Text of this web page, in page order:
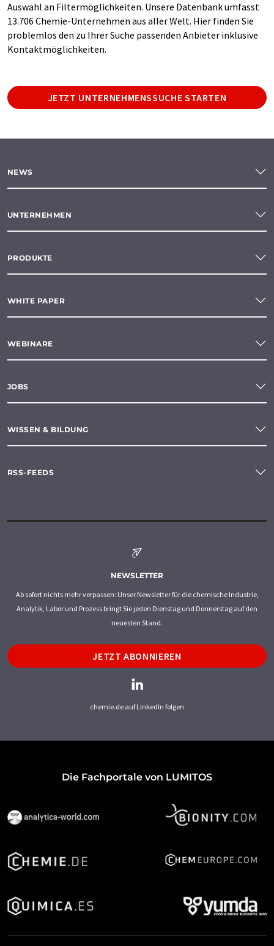
Auswahl an Filtermöglichkeiten. Unsere Datenbank umfasst
13.706 Chemie-Unternehmen aus aller Welt. Hier finden Sie
problemlos den zu Ihrer Suche passenden Anbieter inklusive
Kontaktmöglichkeiten.
JETZT UNTERNEHMENSSUCHE STARTEN
NEWS
UNTERNEHMEN
PRODUKTE
WHITE PAPER
WEBINARE
JOBS
WISSEN & BILDUNG
RSS-FEEDS
NEWSLETTER
Ab sofort nichts mehr verpassen: Unser Newsletter für die chemische Industrie,
Analytik, Labor und Prozess bringt Sie jeden Dienstag und Donnerstag auf den
neuesten Stand.
JETZT ABONNIEREN
chemie.de auf LinkedIn folgen
Die Fachportale von LUMITOS